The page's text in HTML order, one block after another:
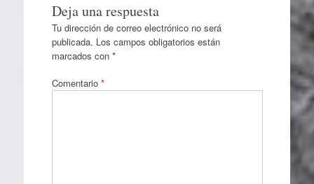
Deja una respuesta
Tu dirección de correo electrónico no será
publicada. Los campos obligatorios están
marcados con *
Comentario *